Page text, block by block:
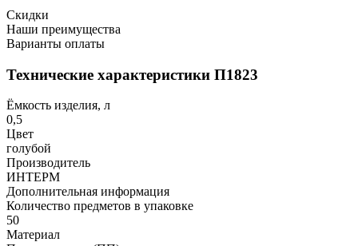
Скидки
Наши преимущества
Варианты оплаты
Технические характеристики П1823
Ёмкость изделия, л
0,5
Цвет
голубой
Производитель
ИНТЕРМ
Дополнительная информация
Количество предметов в упаковке
50
Материал